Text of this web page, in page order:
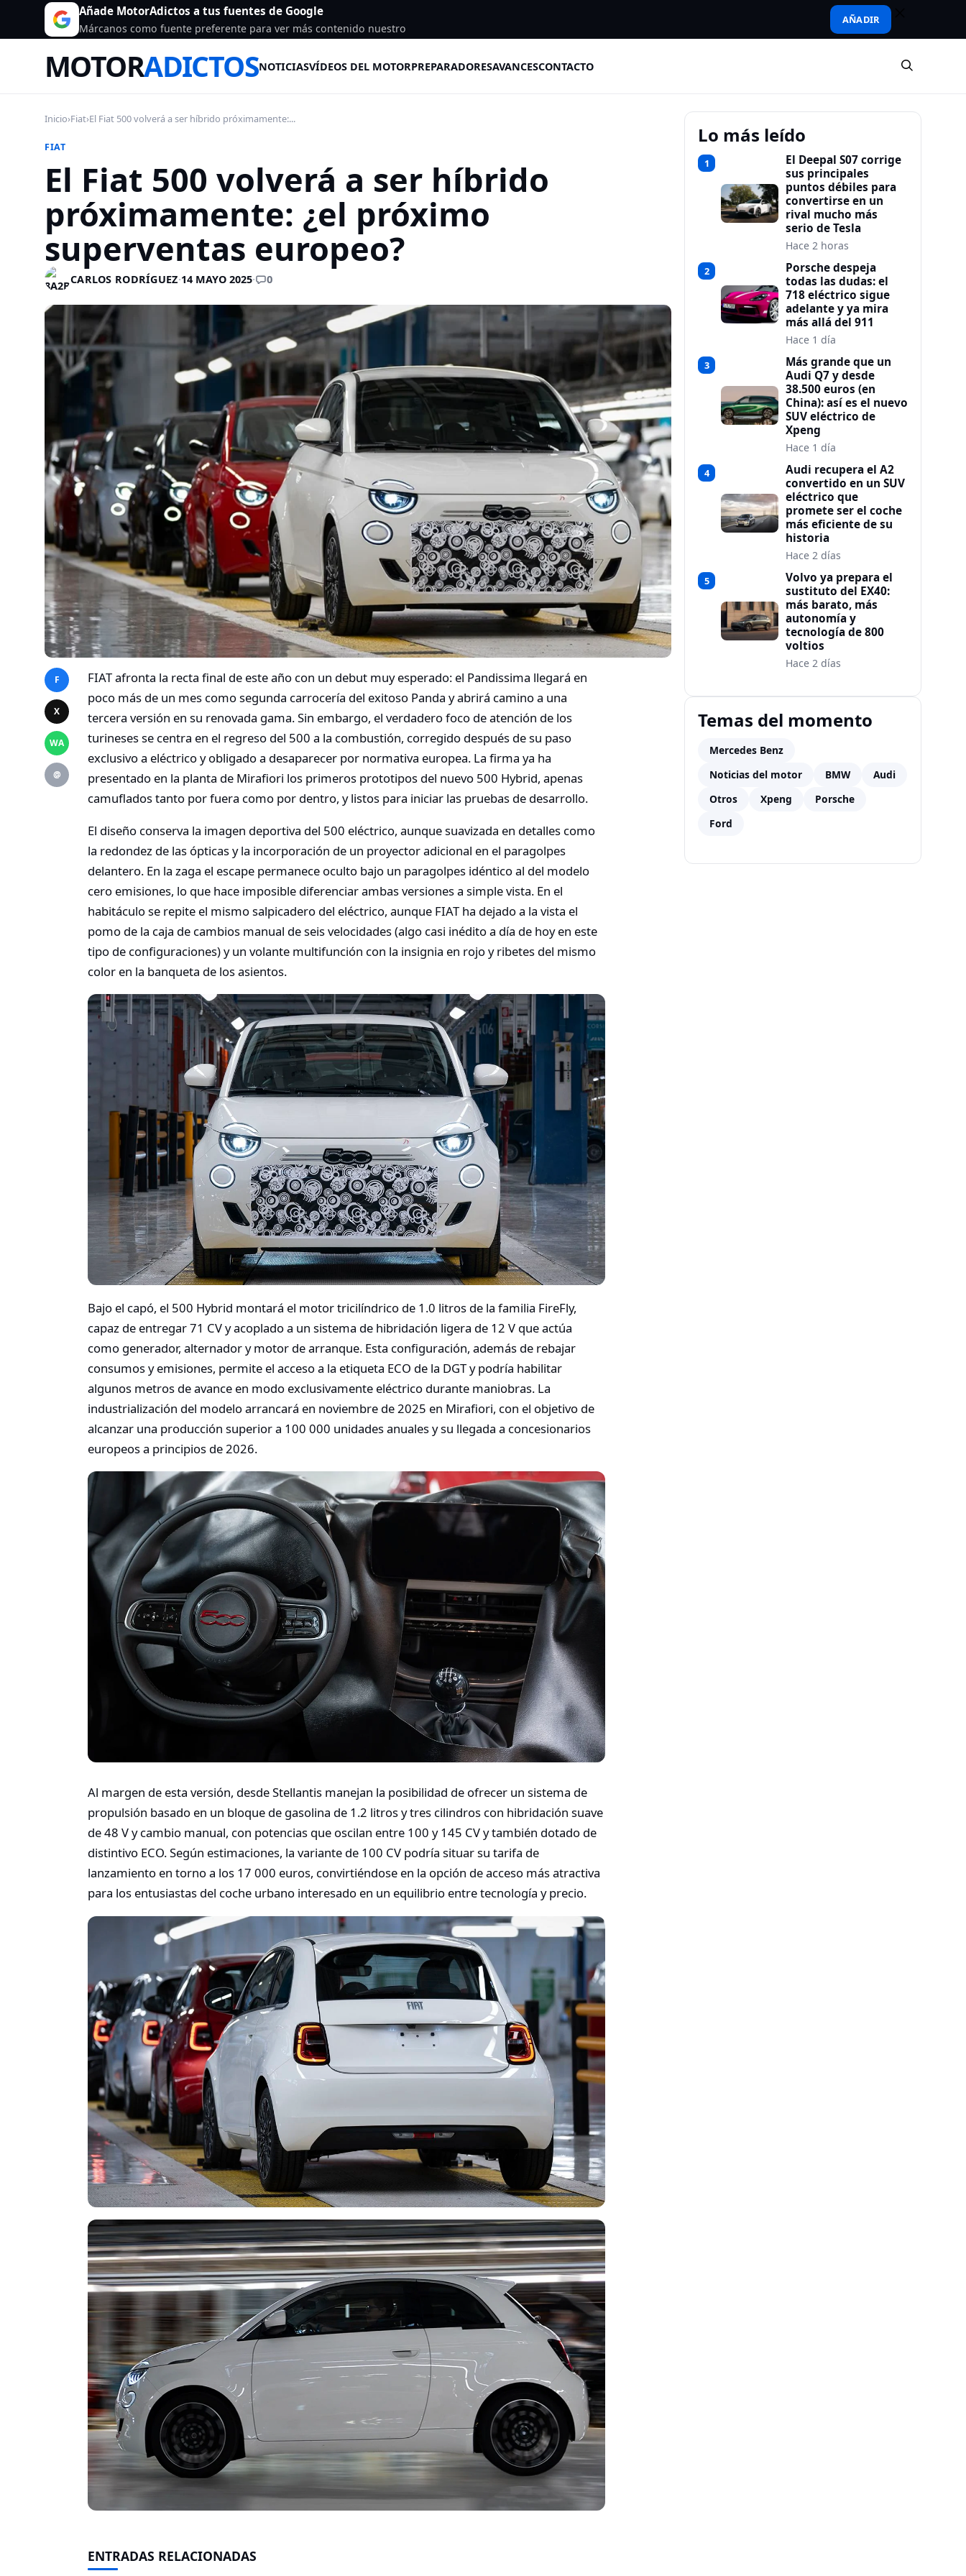
Añade MotorAdictos a tus fuentes de Google
Márcanos como fuente preferente para ver más contenido nuestro
AÑADIR
MOTORADICTOSNOTICIASVÍDEOS DEL MOTORPREPARADORESAVANCESCONTACTO
Inicio›Fiat›El Fiat 500 volverá a ser híbrido próximamente:...
FIAT
El Fiat 500 volverá a ser híbrido
próximamente: ¿el próximo
superventas europeo?
CARLOS RODRÍGUEZ·14 MAYO 2025· 0
F
X
WA
@
FIAT afronta la recta final de este año con un debut muy esperado: el Pandissima llegará en
poco más de un mes como segunda carrocería del exitoso Panda y abrirá camino a una
tercera versión en su renovada gama. Sin embargo, el verdadero foco de atención de los
turineses se centra en el regreso del 500 a la combustión, corregido después de su paso
exclusivo a eléctrico y obligado a desaparecer por normativa europea. La firma ya ha
presentado en la planta de Mirafiori los primeros prototipos del nuevo 500 Hybrid, apenas
camuflados tanto por fuera como por dentro, y listos para iniciar las pruebas de desarrollo.
El diseño conserva la imagen deportiva del 500 eléctrico, aunque suavizada en detalles como
la redondez de las ópticas y la incorporación de un proyector adicional en el paragolpes
delantero. En la zaga el escape permanece oculto bajo un paragolpes idéntico al del modelo
cero emisiones, lo que hace imposible diferenciar ambas versiones a simple vista. En el
habitáculo se repite el mismo salpicadero del eléctrico, aunque FIAT ha dejado a la vista el
pomo de la caja de cambios manual de seis velocidades (algo casi inédito a día de hoy en este
tipo de configuraciones) y un volante multifunción con la insignia en rojo y ribetes del mismo
color en la banqueta de los asientos.
Bajo el capó, el 500 Hybrid montará el motor tricilíndrico de 1.0 litros de la familia FireFly,
capaz de entregar 71 CV y acoplado a un sistema de hibridación ligera de 12 V que actúa
como generador, alternador y motor de arranque. Esta configuración, además de rebajar
consumos y emisiones, permite el acceso a la etiqueta ECO de la DGT y podría habilitar
algunos metros de avance en modo exclusivamente eléctrico durante maniobras. La
industrialización del modelo arrancará en noviembre de 2025 en Mirafiori, con el objetivo de
alcanzar una producción superior a 100 000 unidades anuales y su llegada a concesionarios
europeos a principios de 2026.
Al margen de esta versión, desde Stellantis manejan la posibilidad de ofrecer un sistema de
propulsión basado en un bloque de gasolina de 1.2 litros y tres cilindros con hibridación suave
de 48 V y cambio manual, con potencias que oscilan entre 100 y 145 CV y también dotado de
distintivo ECO. Según estimaciones, la variante de 100 CV podría situar su tarifa de
lanzamiento en torno a los 17 000 euros, convirtiéndose en la opción de acceso más atractiva
para los entusiastas del coche urbano interesado en un equilibrio entre tecnología y precio.
ENTRADAS RELACIONADAS
Lo más leído
1
El Deepal S07 corrige
sus principales
puntos débiles para
convertirse en un
rival mucho más
serio de Tesla
Hace 2 horas
2
Porsche despeja
todas las dudas: el
718 eléctrico sigue
adelante y ya mira
más allá del 911
Hace 1 día
3
Más grande que un
Audi Q7 y desde
38.500 euros (en
China): así es el nuevo
SUV eléctrico de
Xpeng
Hace 1 día
4
Audi recupera el A2
convertido en un SUV
eléctrico que
promete ser el coche
más eficiente de su
historia
Hace 2 días
5
Volvo ya prepara el
sustituto del EX40:
más barato, más
autonomía y
tecnología de 800
voltios
Hace 2 días
Temas del momento
Mercedes Benz
Noticias del motor
BMW
Audi
Otros
Xpeng
Porsche
Ford